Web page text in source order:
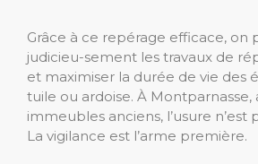
Grâce à ce repérage efficace, on
judicieu-sement les travaux de
et maximiser la durée de vie des
tuile ou ardoise. À Montparnasse,
immeubles anciens, l’usure n’est
La vigilance est l’arme première.